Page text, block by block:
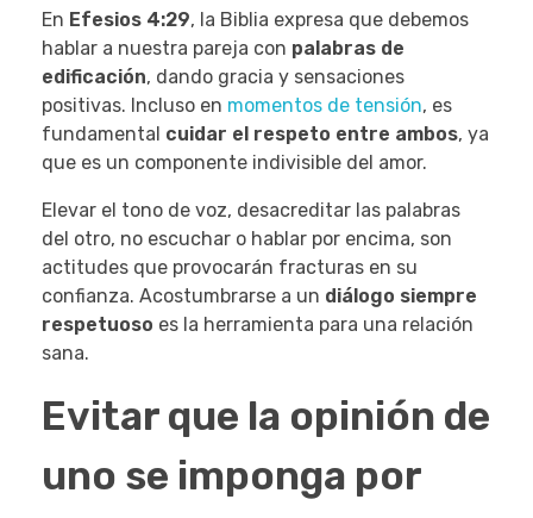
En Efesios 4:29, la Biblia expresa que debemos
hablar a nuestra pareja con palabras de
edificación, dando gracia y sensaciones
positivas. Incluso en momentos de tensión, es
fundamental cuidar el respeto entre ambos, ya
que es un componente indivisible del amor.
Elevar el tono de voz, desacreditar las palabras
del otro, no escuchar o hablar por encima, son
actitudes que provocarán fracturas en su
confianza. Acostumbrarse a un diálogo siempre
respetuoso es la herramienta para una relación
sana.
Evitar que la opinión de
uno se imponga por